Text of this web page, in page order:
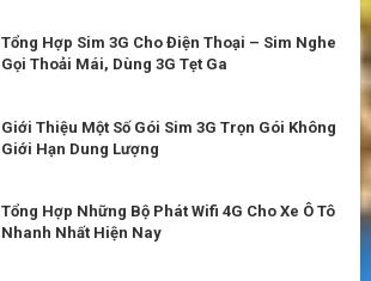
Tổng Hợp Sim 3G Cho Điện Thoại – Sim Nghe
Gọi Thoải Mái, Dùng 3G Tẹt Ga
Giới Thiệu Một Số Gói Sim 3G Trọn Gói Không
Giới Hạn Dung Lượng
Tổng Hợp Những Bộ Phát Wifi 4G Cho Xe Ô Tô
Nhanh Nhất Hiện Nay